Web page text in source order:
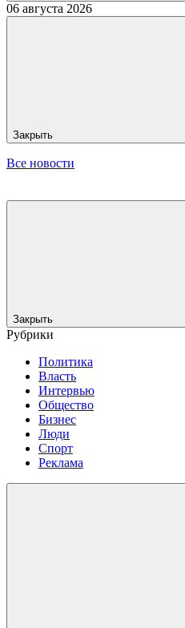
06 августа 2026
Закрыть
Все новости
Закрыть
Рубрики
Политика
Власть
Интервью
Общество
Бизнес
Люди
Спорт
Реклама